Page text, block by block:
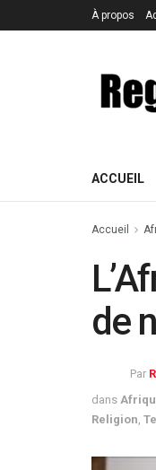
À propos
ACCUEIL
Accueil
de
Par
dans
Religion